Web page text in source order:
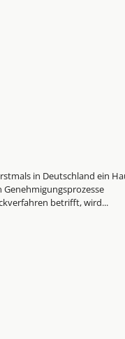
in Deutschland ein
betrifft, wird...